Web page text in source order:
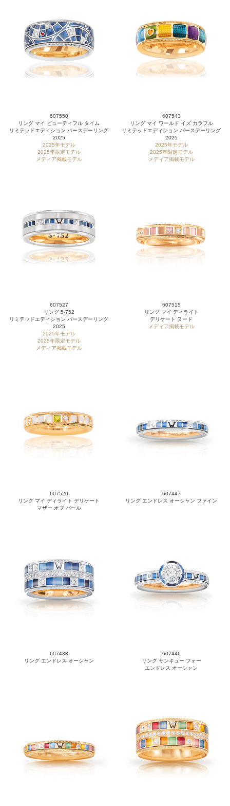
607550
リング マイ ビューティフル タイム
リミテッドエディション バースデーリング
2025
2025年モデル
2025年限定モデル
メディア掲載モデル
607543
リング マイ ワールド イズ カラフル
リミテッドエディション バースデーリング
2025
2025年モデル
2025年限定モデル
メディア掲載モデル
607527
リング 5-752
リミテッドエディション バースデーリング
2025
2025年モデル
2025年限定モデル
メディア掲載モデル
607515
リング マイ ディライト
デリケート ヌード
メディア掲載モデル
607520
リング マイ ディライト デリケート
マザー オブ パール
607447
リング エンドレス オーシャン ファイン
607438
リング エンドレス オーシャン
607446
リング サンキュー フォー
エンドレス オーシャン